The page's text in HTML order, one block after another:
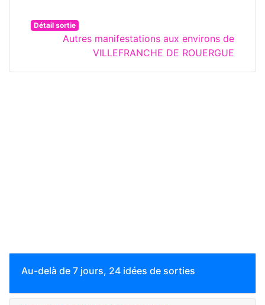
Détail sortie
Autres manifestations aux environs de
VILLEFRANCHE DE ROUERGUE
Au-delà de 7 jours, 24 idées de sorties